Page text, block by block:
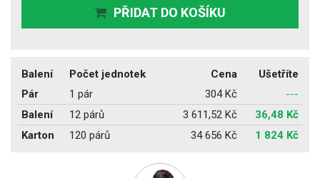
PŘIDAT DO KOŠÍKU
Balení Počet jednotek Cena
Ušetříte
Pár
1 pár 304 Kč
---
Balení
12 párů 3 611,52 Kč
36,48 Kč
Karton
120 párů 34 656 Kč 1 824 Kč